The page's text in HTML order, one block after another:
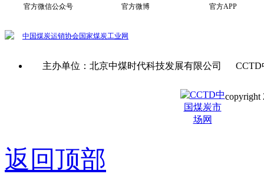
官方微信公众号
官方微博
官方APP
中国煤炭运销协会国家煤炭工业网
主办单位：北京中煤时代科技发展有限公司
copyright
返回顶部